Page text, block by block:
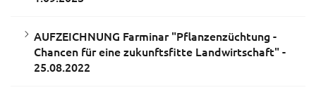
AUFZEICHNUNG Farminar "Pflanzenzüchtung -
Chancen für eine zukunftsfitte Landwirtschaft" -
25.08.2022